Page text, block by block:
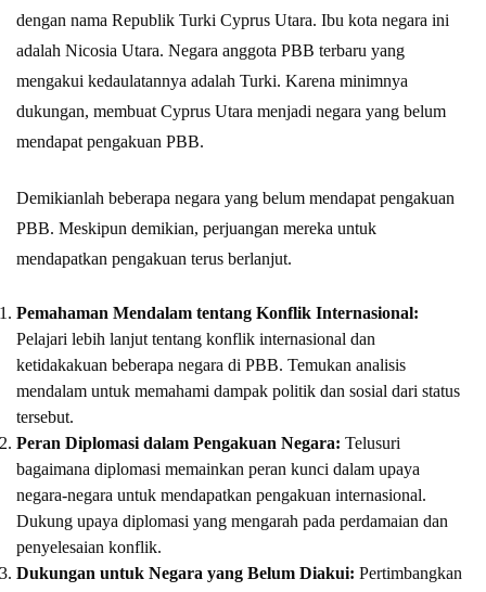
dengan nama Republik Turki Cyprus Utara. Ibu kota negara ini
adalah Nicosia Utara. Negara anggota PBB terbaru yang
mengakui kedaulatannya adalah Turki. Karena minimnya
dukungan, membuat Cyprus Utara menjadi negara yang belum
mendapat pengakuan PBB.
Demikianlah beberapa negara yang belum mendapat pengakuan
PBB. Meskipun demikian, perjuangan mereka untuk
mendapatkan pengakuan terus berlanjut.
Pemahaman Mendalam tentang Konflik Internasional:
Pelajari lebih lanjut tentang konflik internasional dan
ketidakakuan beberapa negara di PBB. Temukan analisis
mendalam untuk memahami dampak politik dan sosial dari status
tersebut.
Peran Diplomasi dalam Pengakuan Negara: Telusuri
bagaimana diplomasi memainkan peran kunci dalam upaya
negara-negara untuk mendapatkan pengakuan internasional.
Dukung upaya diplomasi yang mengarah pada perdamaian dan
penyelesaian konflik.
Dukungan untuk Negara yang Belum Diakui: Pertimbangkan